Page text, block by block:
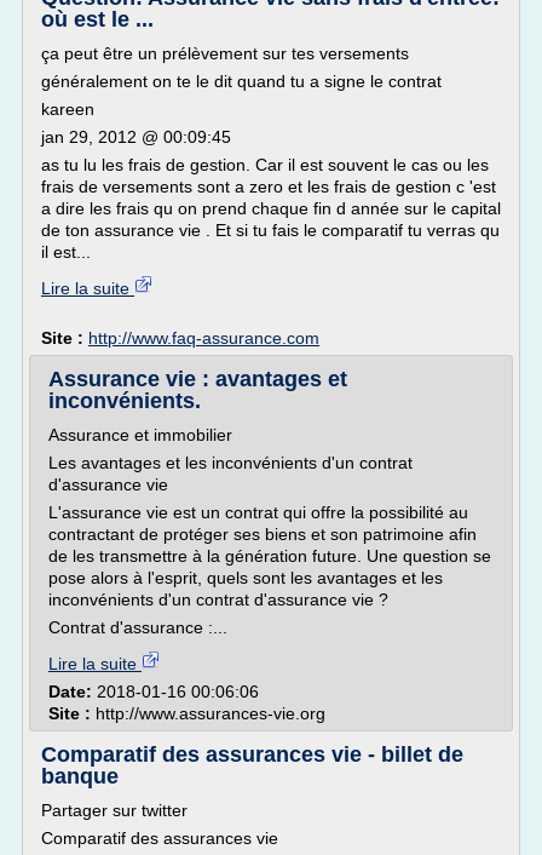
où est le ...
ça peut être un prélèvement sur tes versements
généralement on te le dit quand tu a signe le contrat
kareen
jan 29, 2012 @ 00:09:45
as tu lu les frais de gestion. Car il est souvent le cas ou les
frais de versements sont a zero et les frais de gestion c 'est
a dire les frais qu on prend chaque fin d année sur le capital
de ton assurance vie . Et si tu fais le comparatif tu verras qu
il est...
Lire la suite
Site : http://www.faq-assurance.com
Assurance vie : avantages et
inconvénients.
Assurance et immobilier
Les avantages et les inconvénients d'un contrat
d'assurance vie
L'assurance vie est un contrat qui offre la possibilité au
contractant de protéger ses biens et son patrimoine afin
de les transmettre à la génération future. Une question se
pose alors à l'esprit, quels sont les avantages et les
inconvénients d'un contrat d'assurance vie ?
Contrat d'assurance :...
Lire la suite
Date: 2018-01-16 00:06:06
Site : http://www.assurances-vie.org
Comparatif des assurances vie - billet de
banque
Partager sur twitter
Comparatif des assurances vie